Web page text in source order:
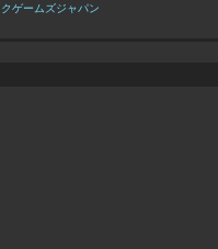
ゲームズジャパン